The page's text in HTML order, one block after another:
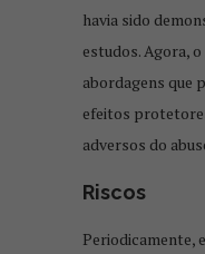
havia sido
estudos. Agora,
abordagens que
efeitos
adversos do
Riscos
Periodicamente,